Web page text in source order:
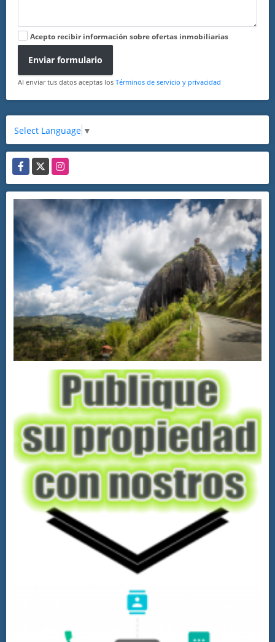
Acepto recibir información sobre ofertas inmobiliarias
Enviar formulario
Al enviar tus datos aceptas los Términos de servicio y privacidad
Select Language ▼
Facebook
X Instagram